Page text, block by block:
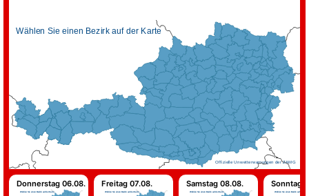
Wählen Sie einen Bezirk auf der Karte
Offizielle Unwetterwarnungen der ZAMG
Donnerstag 06.08.
Wählen Sie einen Bezirk auf der Karte
Freitag 07.08.
Wählen Sie einen Bezirk auf der Karte
Samstag 08.08.
Wählen Sie einen Bezirk auf der Karte
Sonntag
Wählen Sie einen Bezirk auf der Karte